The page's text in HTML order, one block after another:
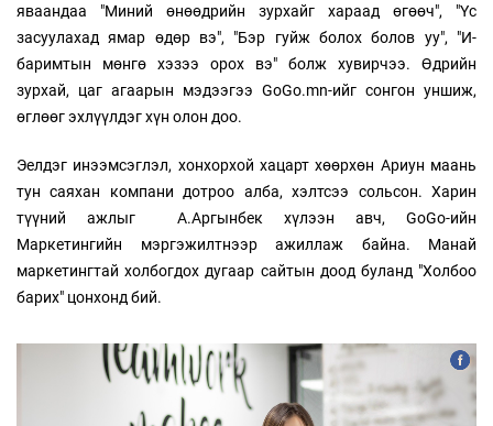
яваандаа "Миний өнөөдрийн зурхайг хараад өгөөч", "Үс
засуулахад ямар өдөр вэ", "Бэр гуйж болох болов уу", "И-
баримтын мөнгө хэзээ орох вэ" болж хувирчээ. Өдрийн
зурхай, цаг агаарын мэдээгээ GoGo.mn-ийг сонгон уншиж,
өглөөг эхлүүлдэг хүн олон доо.
Эелдэг инээмсэглэл, хонхорхой хацарт хөөрхөн Ариун маань
тун саяхан компани дотроо алба, хэлтсээ сольсон. Харин
түүний ажлыг А.Аргынбек хүлээн авч, GoGo-ийн
Маркетингийн мэргэжилтнээр ажиллаж байна. Манай
маркетингтай холбогдох дугаар сайтын доод буланд "Холбоо
барих" цонхонд бий.